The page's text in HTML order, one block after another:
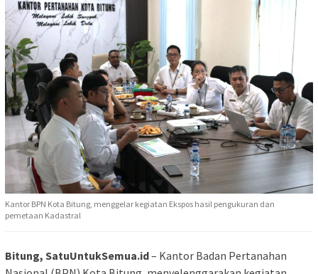
Kantor BPN Kota Bitung, menggelar kegiatan Ekspos hasil pengukuran dan
pemetaan Kadastral
Bitung, SatuUntukSemua.id– Kantor Badan Pertanahan